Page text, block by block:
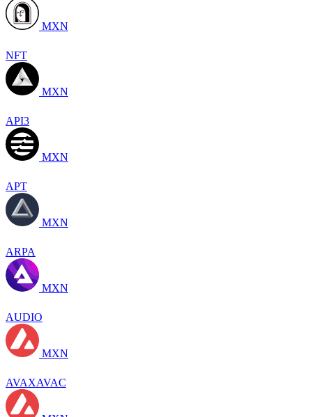
MXN
NFT
MXN
API3
MXN
APT
MXN
ARPA
MXN
AUDIO
MXN
AVAXAVAC